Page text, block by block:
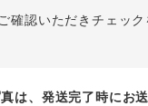
確認いただきチェッ
は、発送完了時にお